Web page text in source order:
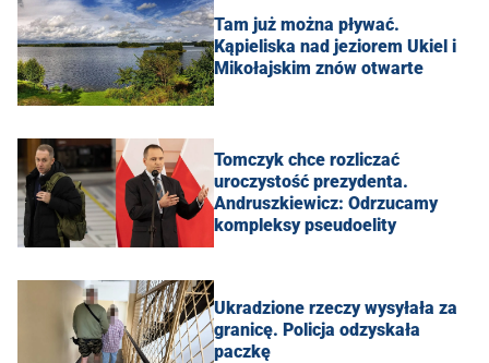
Tam już można pływać.
Kąpieliska nad jeziorem Ukiel i
Mikołajskim znów otwarte
Tomczyk chce rozliczać
uroczystość prezydenta.
Andruszkiewicz: Odrzucamy
kompleksy pseudoelity
Ukradzione rzeczy wysyłała za
granicę. Policja odzyskała
paczkę